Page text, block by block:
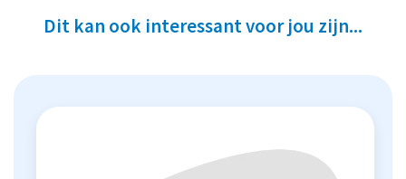
Dit kan ook interessant voor jou zijn...